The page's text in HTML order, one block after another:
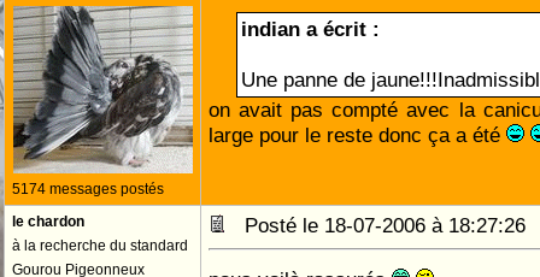
5174 messages postés
indian a écrit :
Une panne de
on avait pas compté avec la
large pour le reste donc ça a été
le chardon
à la recherche du standard
Gourou Pigeonneux
Posté le 18-07-2006 à